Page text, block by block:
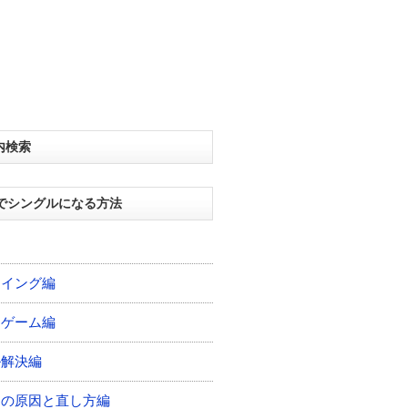
検索
シングルになる方法
ング編
ーム編
決編
原因と直し方編